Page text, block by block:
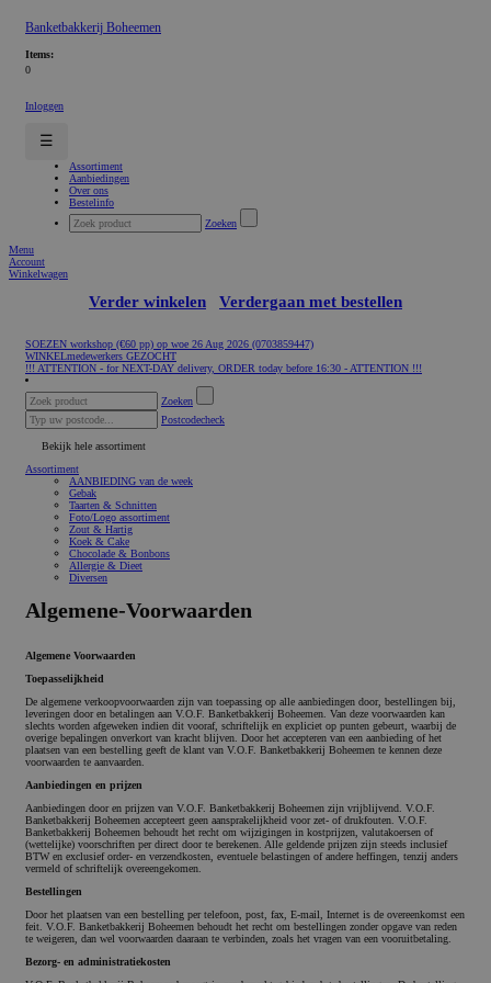
Banketbakkerij Boheemen
Items:
0
Inloggen
☰
Assortiment
Aanbiedingen
Over ons
Bestelinfo
Zoeken
Menu
Account
Winkelwagen
Verder winkelen Verdergaan met bestellen
SOEZEN workshop (€60 pp) op woe 26 Aug 2026 (0703859447)
WINKELmedewerkers GEZOCHT
!!! ATTENTION - for NEXT-DAY delivery, ORDER today before 16:30 - ATTENTION !!!
Zoeken
Postcodecheck
Bekijk hele assortiment
Assortiment
AANBIEDING van de week
Gebak
Taarten & Schnitten
Foto/Logo assortiment
Zout & Hartig
Koek & Cake
Chocolade & Bonbons
Allergie & Dieet
Diversen
Algemene-Voorwaarden
Algemene Voorwaarden
Toepasselijkheid
De algemene verkoopvoorwaarden zijn van toepassing op alle aanbiedingen door, bestellingen bij,
leveringen door en betalingen aan V.O.F. Banketbakkerij Boheemen. Van deze voorwaarden kan
slechts worden afgeweken indien dit vooraf, schriftelijk en expliciet op punten gebeurt, waarbij de
overige bepalingen onverkort van kracht blijven. Door het accepteren van een aanbieding of het
plaatsen van een bestelling geeft de klant van V.O.F. Banketbakkerij Boheemen te kennen deze
voorwaarden te aanvaarden.
Aanbiedingen en prijzen
Aanbiedingen door en prijzen van V.O.F. Banketbakkerij Boheemen zijn vrijblijvend. V.O.F.
Banketbakkerij Boheemen accepteert geen aansprakelijkheid voor zet- of drukfouten. V.O.F.
Banketbakkerij Boheemen behoudt het recht om wijzigingen in kostprijzen, valutakoersen of
(wettelijke) voorschriften per direct door te berekenen. Alle geldende prijzen zijn steeds inclusief
BTW en exclusief order- en verzendkosten, eventuele belastingen of andere heffingen, tenzij anders
vermeld of schriftelijk overeengekomen.
Bestellingen
Door het plaatsen van een bestelling per telefoon, post, fax, E-mail, Internet is de overeenkomst een
feit. V.O.F. Banketbakkerij Boheemen behoudt het recht om bestellingen zonder opgave van reden
te weigeren, dan wel voorwaarden daaraan te verbinden, zoals het vragen van een vooruitbetaling.
Bezorg- en administratiekosten